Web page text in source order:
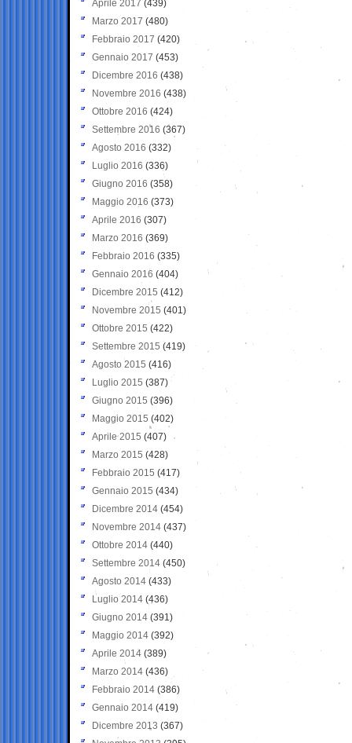
Aprile 2017 (439)
Marzo 2017 (480)
Febbraio 2017 (420)
Gennaio 2017 (453)
Dicembre 2016 (438)
Novembre 2016 (438)
Ottobre 2016 (424)
Settembre 2016 (367)
Agosto 2016 (332)
Luglio 2016 (336)
Giugno 2016 (358)
Maggio 2016 (373)
Aprile 2016 (307)
Marzo 2016 (369)
Febbraio 2016 (335)
Gennaio 2016 (404)
Dicembre 2015 (412)
Novembre 2015 (401)
Ottobre 2015 (422)
Settembre 2015 (419)
Agosto 2015 (416)
Luglio 2015 (387)
Giugno 2015 (396)
Maggio 2015 (402)
Aprile 2015 (407)
Marzo 2015 (428)
Febbraio 2015 (417)
Gennaio 2015 (434)
Dicembre 2014 (454)
Novembre 2014 (437)
Ottobre 2014 (440)
Settembre 2014 (450)
Agosto 2014 (433)
Luglio 2014 (436)
Giugno 2014 (391)
Maggio 2014 (392)
Aprile 2014 (389)
Marzo 2014 (436)
Febbraio 2014 (386)
Gennaio 2014 (419)
Dicembre 2013 (367)